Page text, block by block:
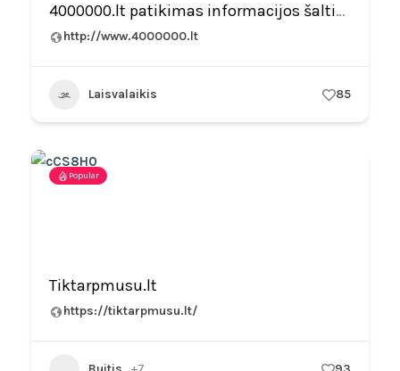
4000000.lt patikimas informacijos šaltinis
http://www.4000000.lt
Laisvalaikis 85
Popular
Tiktarpmusu.lt
https://tiktarpmusu.lt/